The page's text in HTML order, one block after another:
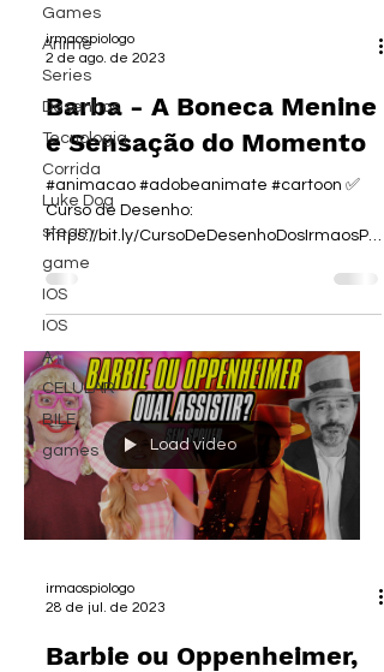
Games
Anime
Series
Desenhos
Tecnologia
Corrida
Luke Dog
steam
game
IOS
IOS
A
CELULAR
BILE
games
irmaospiologo
2 de ago. de 2023
Barba - A Boneca Menine
e Sensação do Momento
#animacao #adobeanimate #cartoon ✅
Curso de Desenho:
https://bit.ly/CursoDeDesenhoDosIrmaosPio
logo ✅ CURSO DE EDIÇÃO DE VÍDEO:...
Load video
irmaospiologo
28 de jul. de 2023
Barbie ou Oppenheimer,